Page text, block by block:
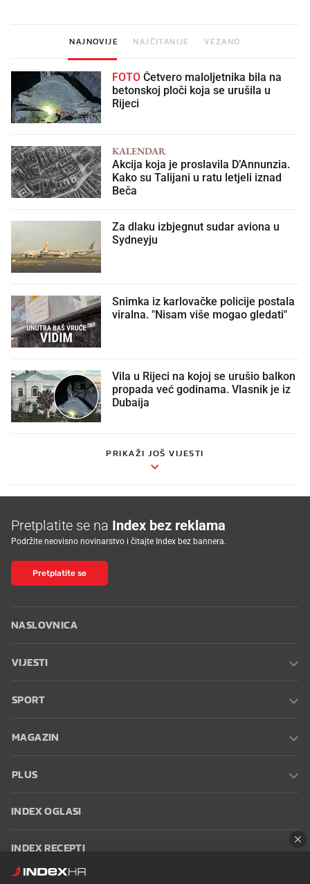
NAJNOVIJE NAJČITANIJE VEZANO
FOTO
betonskoj ploči koja se urušila u
Rijeci
KALENDAR
Akcija koja je proslavila D’Annunzia.
Kako su Talijani u ratu letjeli iznad
Beča
Za dlaku izbjegnut sudar aviona u
Sydneyju
Snimka iz karlovačke policije postala
viralna. "Nisam više mogao gledati"
Vila u Rijeci na kojoj se urušio balkon
propada već godinama. Vlasnik je iz
Dubaija
PRIKAŽI JOŠ VIJESTI
Pretplatite se na Index bez reklama
Podržite neovisno novinarstvo i čitajte Index bez bannera.
Pretplatite se
NASLOVNICA
VIJESTI
SPORT
MAGAZIN
PLUS
INDEX OGLASI
INDEX RECEPTI